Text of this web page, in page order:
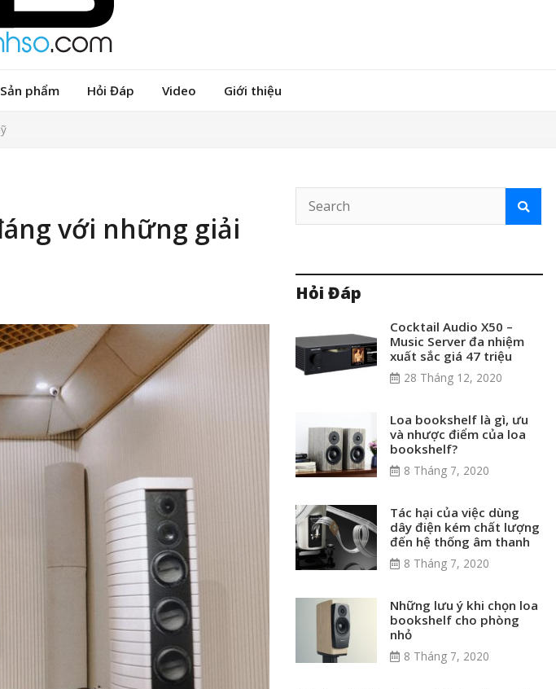
Sản phẩm Hỏi Đáp Video Giới thiệu
với những giải
Hỏi Đáp
Cocktail Audio X50 –
Music Server đa nhiệm
xuất sắc giá 47 triệu
28 Tháng 12, 2020
Loa bookshelf là gì, ưu
và nhược điểm của loa
bookshelf?
8 Tháng 7, 2020
Tác hại của việc dùng
dây điện kém chất lượng
đến hệ thống âm thanh
8 Tháng 7, 2020
Những lưu ý khi chọn loa
bookshelf cho phòng
nhỏ
8 Tháng 7, 2020